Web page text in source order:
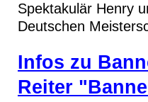
Spektakulär Henry
Deutschen
Infos zu
Reiter